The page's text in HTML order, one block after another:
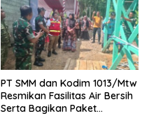
PT SMM dan Kodim 1013/Mtw
Resmikan Fasilitas Air Bersih
Serta Bagikan Paket